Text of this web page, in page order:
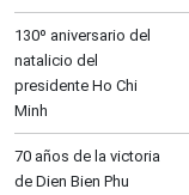
130º aniversario del
natalicio del
presidente Ho Chi
Minh
70 años de la victoria
de Dien Bien Phu